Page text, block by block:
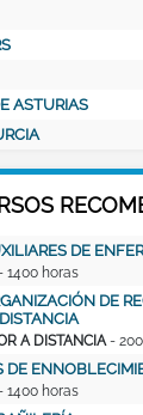
ASTURIAS
DE
1400 horas
DE
A DISTANCIA-
DE
1400 horas